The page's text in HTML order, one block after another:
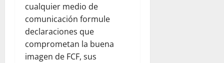
cualquier medio de
comunicación formule
declaraciones que
comprometan la buena
imagen de FCF, sus